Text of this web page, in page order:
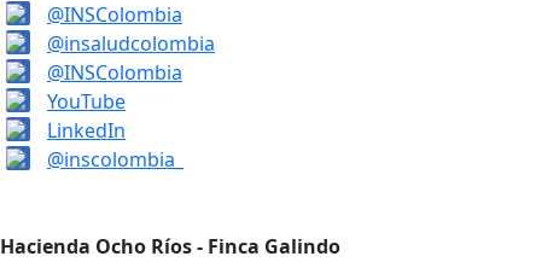
@INSColombia
@insaludcolombia
@INSColombia
YouTube
LinkedIn
@inscolombia_
Hacienda Ocho Ríos - Finca Galindo